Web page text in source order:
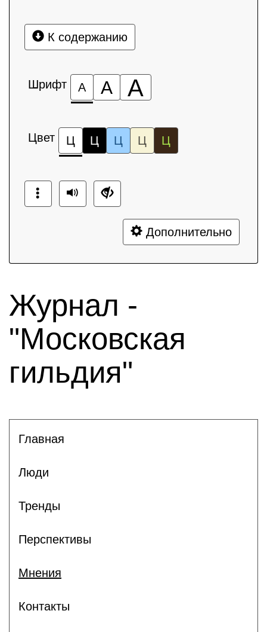
К содержанию
Шрифт А А А
Цвет Ц Ц Ц Ц Ц
Дополнительно
Журнал -
"Московская
гильдия"
Главная
Люди
Тренды
Перспективы
Мнения
Контакты